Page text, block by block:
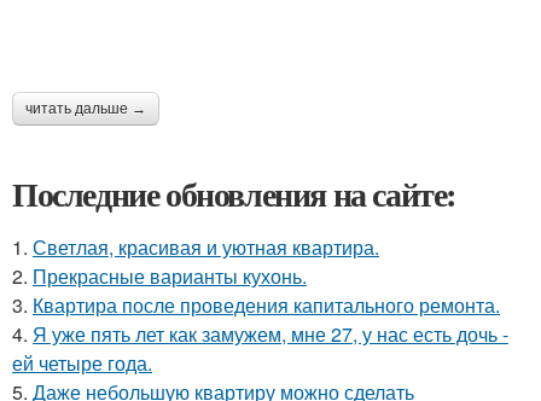
читать дальше →
Последние обновления на сайте:
1. Светлая, красивая и уютная квартира.
2. Прекрасные варианты кухонь.
3. Квартира после проведения капитального ремонта.
4. Я уже пять лет как замужем, мне 27, у нас есть дочь -
ей четыре года.
5. Даже небольшую квартиру можно сделать